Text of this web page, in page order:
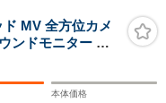
MV 全方位カメ
ンドモニター 両
ルー 横滑り防止
ブレーキ
本体価格